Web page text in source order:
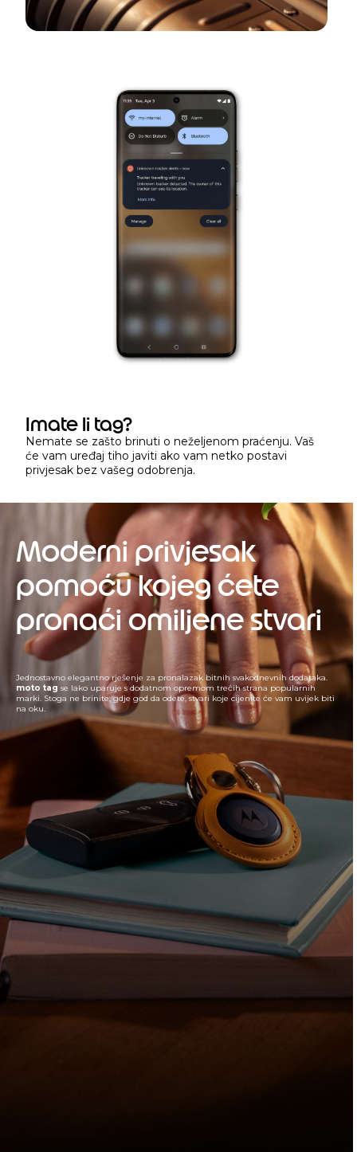
Imate li tag?
Nemate se zašto brinuti o neželjenom praćenju. Vaš
će vam uređaj tiho javiti ako vam netko postavi
privjesak bez vašeg odobrenja.
Moderni privjesak
pomoću kojeg ćete
pronaći omiljene stvari
Jednostavno elegantno rješenje za pronalazak bitnih svakodnevnih dodataka.
moto tag se lako uparuje s dodatnom opremom trećih strana popularnih
marki. Stoga ne brinite, gdje god da odete, stvari koje cijenite će vam uvijek biti
na oku.